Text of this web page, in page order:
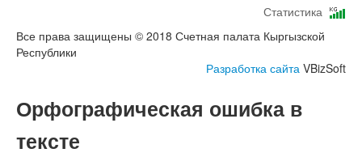
Статистика
Все права защищены © 2018 Счетная палата Кыргызской
Республики
Разработка сайта VBizSoft
Орфографическая ошибка в
тексте